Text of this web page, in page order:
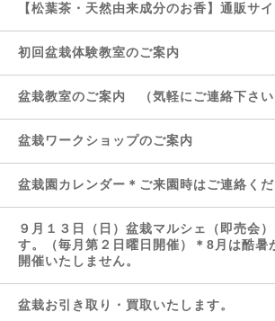
【松葉茶・天然由来成分のお香】通販サイ
初回盆栽体験教室のご案内
盆栽教室のご案内 （気軽にご連絡下さい
盆栽ワークショップのご案内
盆栽園カレンダー＊ご来園時はご連絡く
９月１３日（日）盆栽マルシェ（即売会
す。（毎月第２日曜日開催）＊8月は酷暑
開催いたしません。
盆栽お引き取り・買取いたします。